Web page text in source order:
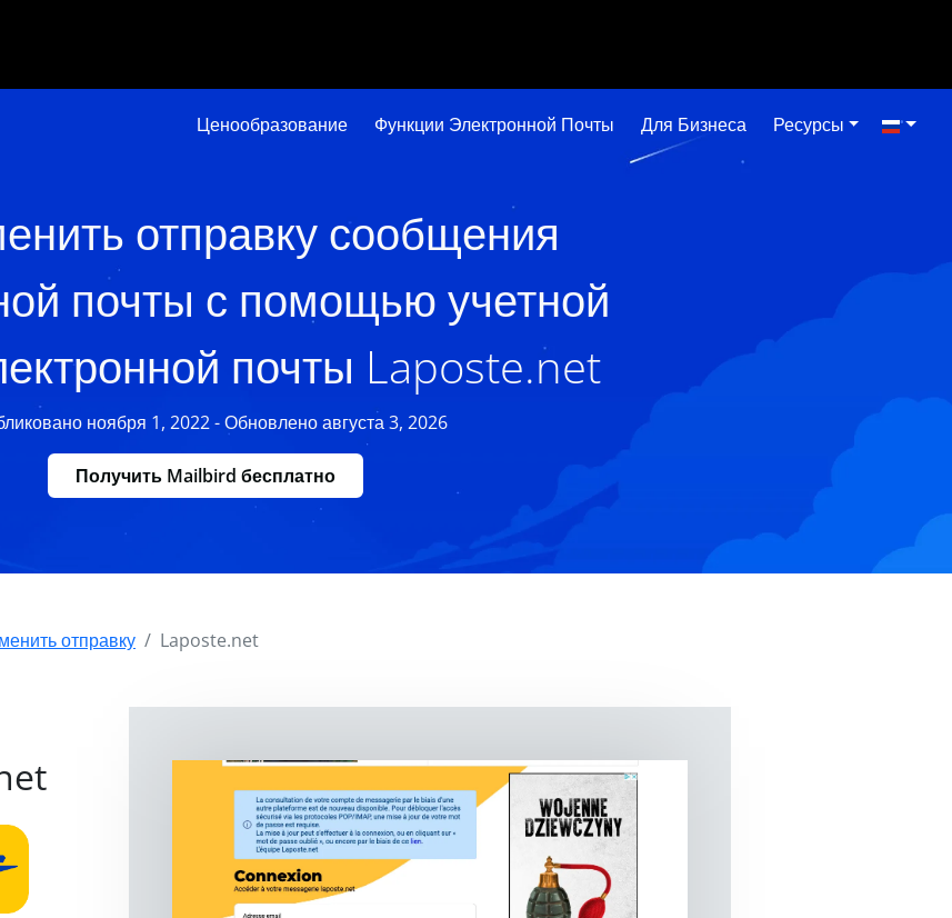
Ценообразование Функции Электронной Почты Для Бизнеса Ресурсы
отправку сообщения
почты с помощью учетной
почты Laposte.net
ноября 1, 2022 - Обновлено августа 3, 2026
Получить Mailbird бесплатно
отправку Laposte.net